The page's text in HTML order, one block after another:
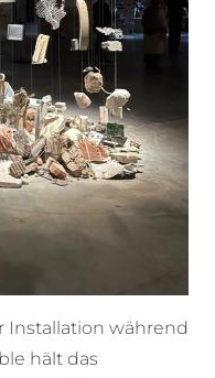
Installation während
hält das